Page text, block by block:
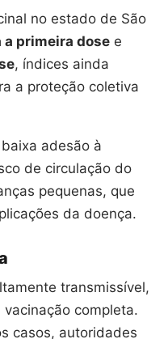
no estado de São
a primeira dose e
, índices ainda
a proteção coletiva
adesão à
de circulação do
pequenas, que
da doença.
transmissível,
completa.
casos, autoridades